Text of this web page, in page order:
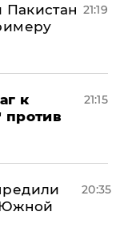
Пакистан 21:19
к
против
21:15
Южной
20:35